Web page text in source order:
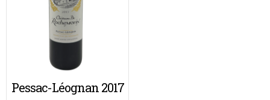
Pessac-Léognan 2017